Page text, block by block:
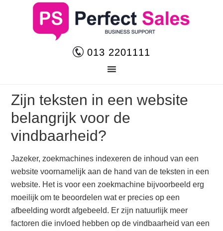
013 2201111
Zijn teksten in een website
belangrijk voor de
vindbaarheid?
Jazeker, zoekmachines indexeren de inhoud van een
website voornamelijk aan de hand van de teksten in een
website. Het is voor een zoekmachine bijvoorbeeld erg
moeilijk om te beoordelen wat er precies op een
afbeelding wordt afgebeeld. Er zijn natuurlijk meer
factoren die invloed hebben op de vindbaarheid van een